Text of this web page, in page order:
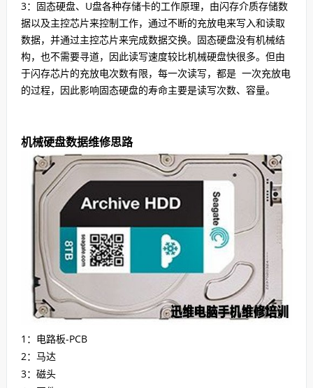
3：固态硬盘、U盘各种存储卡的工作原理，由闪存介质存储数
据以及主控芯片来控制工作，通过不断的充放电来写入和读取
数据，并通过主控芯片来完成数据交换。固态硬盘没有机械结
构，也不需要寻道，因此读写速度较比机械硬盘快很多。但由
于闪存芯片的充放电次数有限，每一次读写，都是 一次充放电
的过程，因此影响固态硬盘的寿命主要是读写次数、容量。
机械硬盘数据维修思路
1：电路板-PCB
2：马达
3：磁头